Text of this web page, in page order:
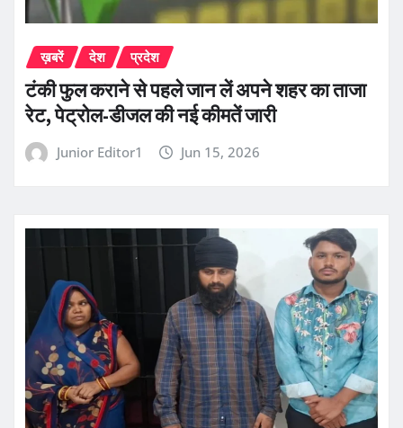
ख़बरें देश प्रदेश
टंकी फुल कराने से पहले जान लें अपने शहर का ताजा
रेट, पेट्रोल-डीजल की नई कीमतें जारी
Junior Editor1 Jun 15, 2026